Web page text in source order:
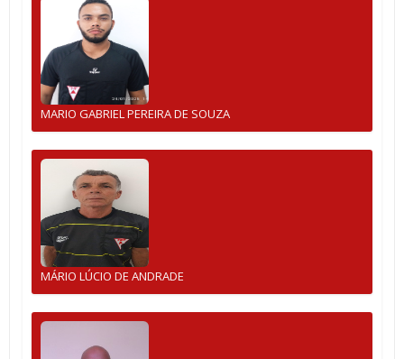
MARIO GABRIEL PEREIRA DE SOUZA
MÁRIO LÚCIO DE ANDRADE